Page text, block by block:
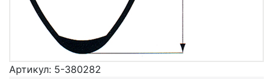
Артикул: 5-380282